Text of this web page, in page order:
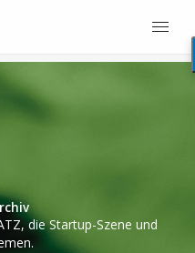
die Startup-Szene und